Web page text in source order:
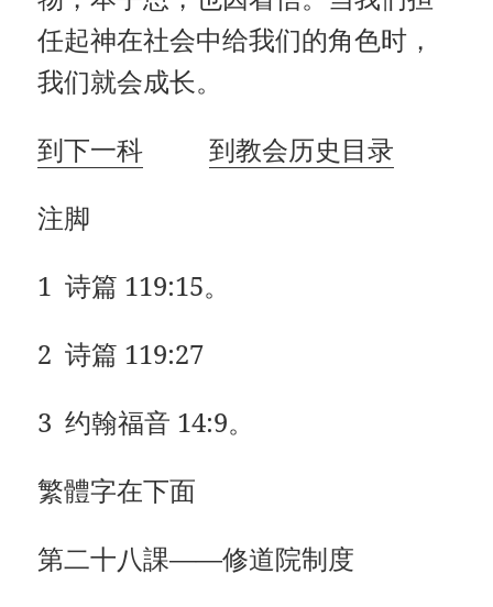
任起神在社会中给我们的角色时，
我们就会成长。
到下一科
到教会历史目录
注脚
1 诗篇 119:15。
2 诗篇 119:27
3 约翰福音 14:9。
繁體字在下面
第二十八課——修道院制度